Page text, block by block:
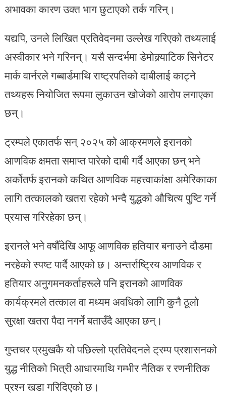
अभावका कारण उक्त भाग छुटाएको तर्क गरिन्।
यद्यपि, उनले लिखित प्रतिवेदनमा उल्लेख गरिएको तथ्यलाई
अस्वीकार भने गरिनन्। यसै सन्दर्भमा डेमोक्र्याटिक सिनेटर
मार्क वार्नरले गब्बार्डमाथि राष्ट्रपतिको दाबीलाई काट्ने
तथ्यहरू नियोजित रूपमा लुकाउन खोजेको आरोप लगाएका
छन्।
ट्रम्पले एकातर्फ सन् २०२५ को आक्रमणले इरानको
आणविक क्षमता समाप्त पारेको दाबी गर्दै आएका छन् भने
अर्कोतर्फ इरानको कथित आणविक महत्त्वाकांक्षा अमेरिकाका
लागि तत्कालको खतरा रहेको भन्दै युद्धको औचित्य पुष्टि गर्ने
प्रयास गरिरहेका छन्।
इरानले भने वर्षौँदेखि आफू आणविक हतियार बनाउने दौडमा
नरहेको स्पष्ट पार्दै आएको छ। अन्तर्राष्ट्रिय आणविक र
हतियार अनुगमनकर्ताहरूले पनि इरानको आणविक
कार्यक्रमले तत्काल वा मध्यम अवधिको लागि कुनै ठूलो
सुरक्षा खतरा पैदा नगर्ने बताउँदै आएका छन्।
गुप्तचर प्रमुखकै यो पछिल्लो प्रतिवेदनले ट्रम्प प्रशासनको
युद्ध नीतिको भित्री आधारमाथि गम्भीर नैतिक र रणनीतिक
प्रश्न खडा गरिदिएको छ।